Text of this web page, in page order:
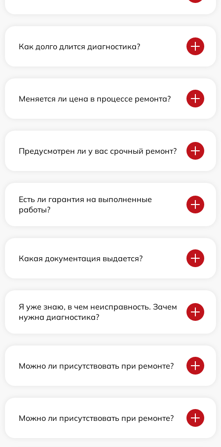
Как долго длится диагностика?
Меняется ли цена в процессе ремонта?
Предусмотрен ли у вас срочный ремонт?
Есть ли гарантия на выполненные
работы?
Какая документация выдается?
Я уже знаю, в чем неисправность. Зачем
нужна диагностика?
Можно ли присутствовать при ремонте?
Можно ли присутствовать при ремонте?